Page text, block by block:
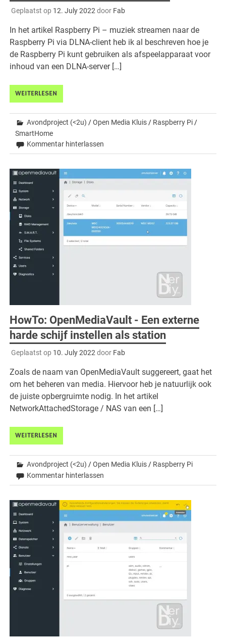
Geplaatst op 12. July 2022 door Fab
In het artikel Raspberry Pi – muziek streamen naar de
Raspberry Pi via DLNA-client heb ik al beschreven hoe je
de Raspberry Pi kunt gebruiken als afspeelapparaat voor
inhoud van een DLNA-server […]
WEITERLESEN
Avondproject (<2u) /Open Media Kluis / Raspberry Pi /
SmartHome
Kommentar hinterlassen
HowTo: OpenMediaVault - Een externe
harde schijf instellen als station
Geplaatst op 10. July 2022door Fab
Zoals de naam van OpenMediaVault suggereert, gaat het
om het beheren van media. Hiervoor heb je natuurlijk ook
de juiste opbergruimte nodig. In het artikel
NetworkAttachedStorage / NAS van een […]
WEITERLESEN
Avondproject (<2u) /Open Media Kluis/ Raspberry Pi
Kommentar hinterlassen